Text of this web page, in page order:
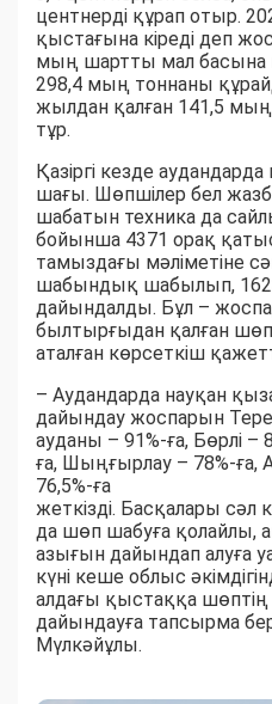
центнерді құрап отыр.
қыстағына кіреді деп
мың шартты мал басына
298,4 мың тоннаны
жылдан қалған 141,5
тұр.
Қазіргі кезде
шағы. Шөпшілер бел
шабатын техника да
бойынша 4371 орақ
тамыздағы мәліметіне
шабындық шабылып,
дайындалды. Бұл –
былтырғыдан қалған
аталған көрсеткіш
– Аудандарда науқан
дайындау жоспарын
ауданы – 91%-ға, Бөрлі
ға, Шыңғырлау – 78%-
76,5%-ға
жеткізді. Басқалары сәл
да шөп шабуға қолайлы,
азығын дайындап алуға
күні кеше облыс
алдағы қыстаққа
дайындауға тапсырма
Мүлкәйұлы.